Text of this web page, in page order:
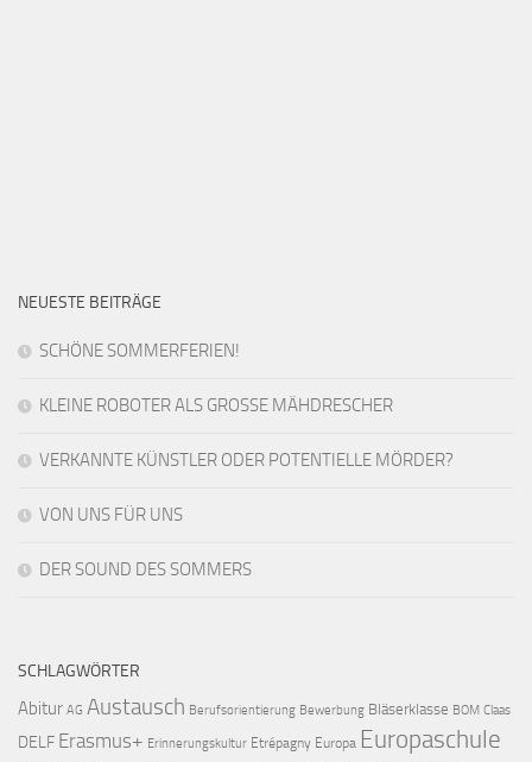
NEUESTE BEITRÄGE
SCHÖNE SOMMERFERIEN!
KLEINE ROBOTER ALS GROSSE MÄHDRESCHER
VERKANNTE KÜNSTLER ODER POTENTIELLE MÖRDER?
VON UNS FÜR UNS
DER SOUND DES SOMMERS
SCHLAGWÖRTER
Abitur AG Austausch Berufsorientierung Bewerbung Bläserklasse BOM Claas
DELF Erasmus+ Erinnerungskultur Etrépagny Europa Europaschule